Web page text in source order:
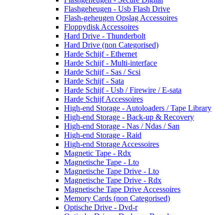
Flashgeheugen - Usb Flash Drive
Flash-geheugen Opslag Accessoires
Floppydisk Accessoires
Hard Drive - Thunderbolt
Hard Drive (non Categorised)
Harde Schijf - Ethernet
Harde Schijf - Multi-interface
Harde Schijf - Sas / Scsi
Harde Schijf - Sata
Harde Schijf - Usb / Firewire / E-sata
Harde Schijf Accessoires
High-end Storage - Autoloaders / Tape Library
High-end Storage - Back-up & Recovery
High-end Storage - Nas / Ndas / San
High-end Storage - Raid
High-end Storage Accessoires
Magnetic Tape - Rdx
Magnetische Tape - Lto
Magnetische Tape Drive - Lto
Magnetische Tape Drive - Rdx
Magnetische Tape Drive Accessoires
Memory Cards (non Categorised)
Optische Drive - Dvd-r